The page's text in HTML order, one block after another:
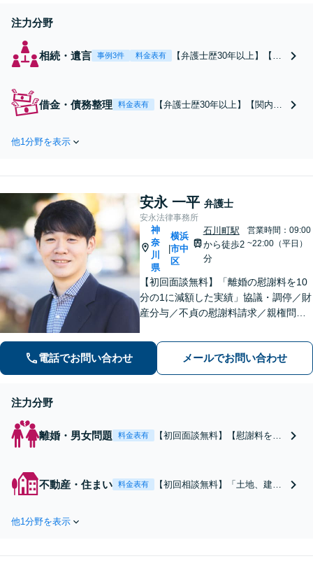
注力分野
相続・遺言 事例3件 料金表有
【弁護士歴30年以上】【初
書など、利益と関係性を重
借金・債務整理 料金表有
【弁護士歴30年以上】【関内駅
カード払いなど柔軟に対応【休
ル／ビデオ面談可】
他1分野を表示
安永 一平 弁護士
安永法律事務所
神
奈
川
県
横浜
市中
区
石川町駅
から徒歩2
分
営業時間：09:00
~22:00（平日）
【初回面談無料】「離婚の慰謝料を10
分の1に減額した実績」協議・調停／財
産分与／不貞の慰謝料請求／親権問題
ーの顧問経験豊富」土地・建物の明渡
しや賃料回収など幅広くサポート【夜
間・休日面談可】【電話相談対応】
電話でお問い合わせ メールでお問い合わせ
注力分野
離婚・男女問題 料金表有
【初回面談無料】【慰謝料を10
「当事者の気持ちの納得感を大
不動産・住まい 料金表有
【初回相談無料】「土地、建物
作成／顧問対応など「リフォー
他1分野を表示